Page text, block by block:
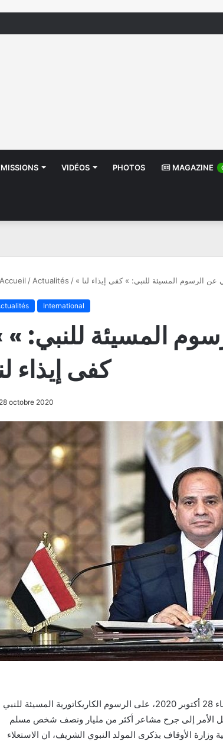
منظّمة تدعو السلطات إلى التدخل بعد
VIDÉOS PHOTOS MAGAZINE
Accueil / Actualités / عن الرسوم المسيئة للنبي: » كفى إيذاء لنا
International
«
كفى إيذاء
28 octobre 2020
علّق الرئيس المصري عبدالفتاح السيسي، اليوم الأربعاء 28 أكتوبر 2020، على الرسوم الكاريكاتورية المسيئة للنبي
الأمر إلى جرح مشاعر أكثر من مليار ونصف شخص مسلم
وزارة الأوقاف بذكرى المولد النبوي الشريف، ان الاستعلاء